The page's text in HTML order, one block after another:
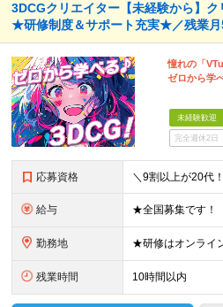
3DCGクリエイター【未経験から】
★研修制度＆サポート充実★／残業月
憧れの「
ゼロから学
未経験歓迎
完全週休2日
応募資格
給与
勤務地
残業時間 10時間以内